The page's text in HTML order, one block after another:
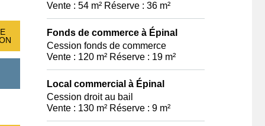
Vente : 54 m² Réserve : 36 m²
Fonds de commerce à Épinal
Cession fonds de commerce
Vente : 120 m² Réserve : 19 m²
Local commercial à Épinal
Cession droit au bail
Vente : 130 m² Réserve : 9 m²